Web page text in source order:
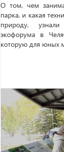
О том, чем
парка, и какая
природу,
экофорума в
которую для юных